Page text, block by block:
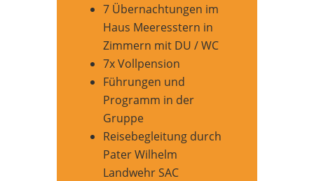
7 Übernachtungen im
Haus Meeresstern in
Zimmern mit DU / WC
7x Vollpension
Führungen und
Programm in der
Gruppe
Reisebegleitung durch
Pater Wilhelm
Landwehr SAC